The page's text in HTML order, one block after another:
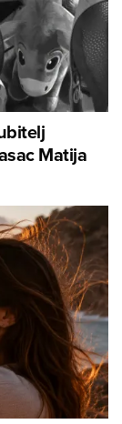
Matija